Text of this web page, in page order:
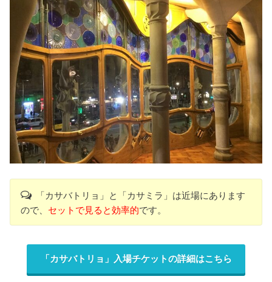
「カサバトリョ」と「カサミラ」は近場にあります
ので、 セットで見ると効率的です。
「カサバトリョ」入場チケットの詳細はこちら